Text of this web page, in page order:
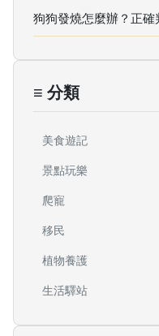
狗狗發燒怎麼辦？正
≡ 分類
美食遊記
景點玩樂
爬寵
移民
植物養護
生活驛站